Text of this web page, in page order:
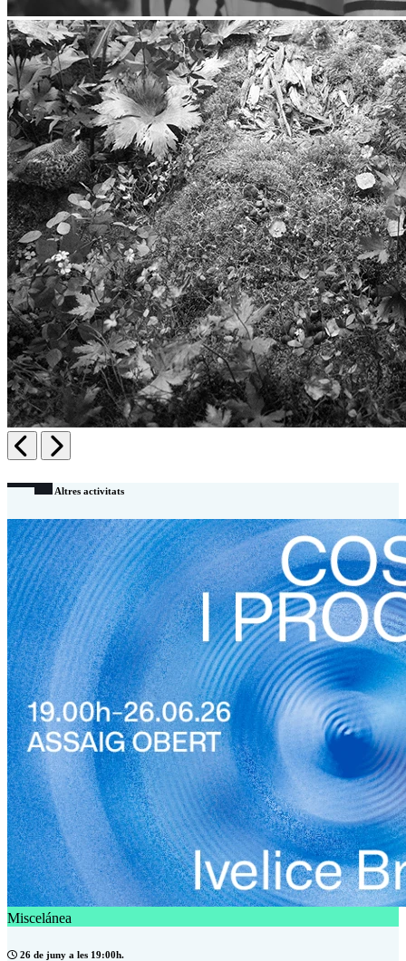
AnteriorSiguiente
Altres activitats
Miscelánea
26 de juny a les 19:00h.